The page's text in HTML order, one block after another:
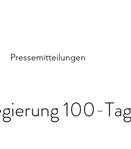
Pressemitteilungen
100-